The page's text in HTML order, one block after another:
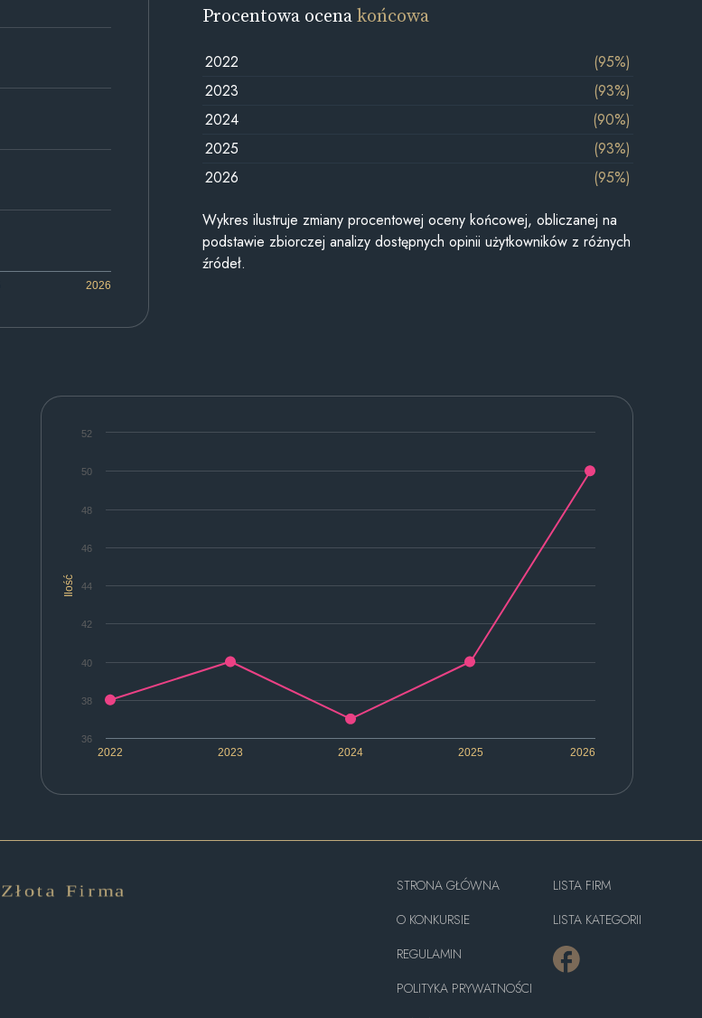
2026
Procentowa ocenakońcowa
2022
(95%)
2023
(93%)
2024
(90%)
2025
(93%)
2026
(95%)
Wykres ilustruje zmiany procentowej oceny końcowej, obliczanej na
podstawie zbiorczej analizy dostępnych opinii użytkowników z różnych
źródeł.
Ilość
2022 2023 2024 2025 2026
36
38
40
42
44
46
48
50
52
STRONA GŁÓWNA
O KONKURSIE
REGULAMIN
POLITYKA PRYWATNOŚCI
LISTA FIRM
LISTA KATEGORII